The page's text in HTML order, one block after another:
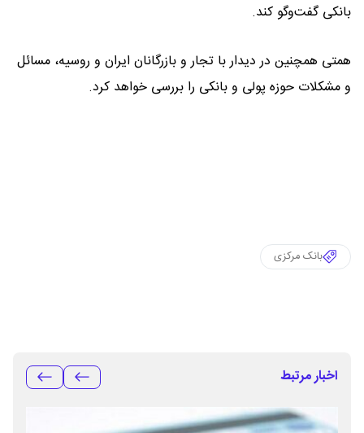
بانکی گفت‌وگو کند.
همتی همچنین در دیدار با تجار و بازرگانان ایران و روسیه، مسائل
و مشکلات حوزه پولی و بانکی را بررسی خواهد کرد.
بانک مرکزی
اخبار مرتبط